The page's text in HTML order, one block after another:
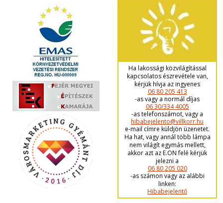
Ha lakossági közvilágítással
kapcsolatos észrevétele van,
kérjük hívja az ingyenes
06 80 205 413
-as vagy a normál díjas
06 30/334 4005
-as telefonszámot, vagy a
hibabejelento@villkorr.hu
e-mail címre küldjön üzenetet.
Ha hat, vagy annál több lámpa
nem világít egymás mellett,
akkor azt az E.ON felé kérjük
jelezni a
06 80 205 020
-as számon vagy az alábbi
linken:
Hibabejelentő